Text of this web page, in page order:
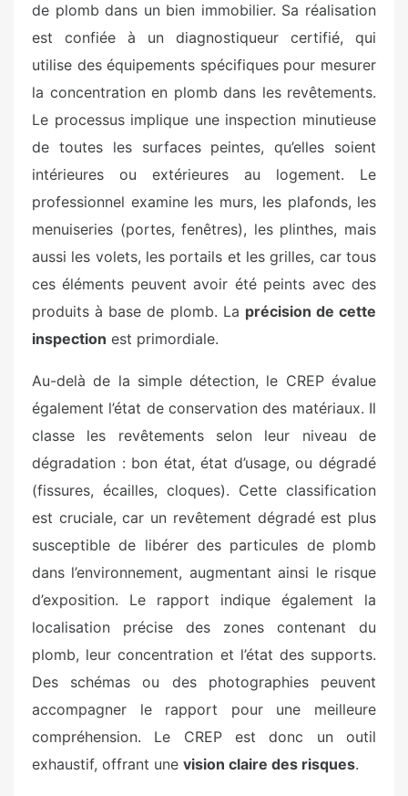
de plomb dans un bien immobilier. Sa réalisation
est confiée à un diagnostiqueur certifié, qui
utilise des équipements spécifiques pour mesurer
la concentration en plomb dans les revêtements.
Le processus implique une inspection minutieuse
de toutes les surfaces peintes, qu’elles soient
intérieures ou extérieures au logement. Le
professionnel examine les murs, les plafonds, les
menuiseries (portes, fenêtres), les plinthes, mais
aussi les volets, les portails et les grilles, car tous
ces éléments peuvent avoir été peints avec des
produits à base de plomb. La précision de cette
inspection est primordiale.
Au-delà de la simple détection, le CREP évalue
également l’état de conservation des matériaux. Il
classe les revêtements selon leur niveau de
dégradation : bon état, état d’usage, ou dégradé
(fissures, écailles, cloques). Cette classification
est cruciale, car un revêtement dégradé est plus
susceptible de libérer des particules de plomb
dans l’environnement, augmentant ainsi le risque
d’exposition. Le rapport indique également la
localisation précise des zones contenant du
plomb, leur concentration et l’état des supports.
Des schémas ou des photographies peuvent
accompagner le rapport pour une meilleure
compréhension. Le CREP est donc un outil
exhaustif, offrant une vision claire des risques.